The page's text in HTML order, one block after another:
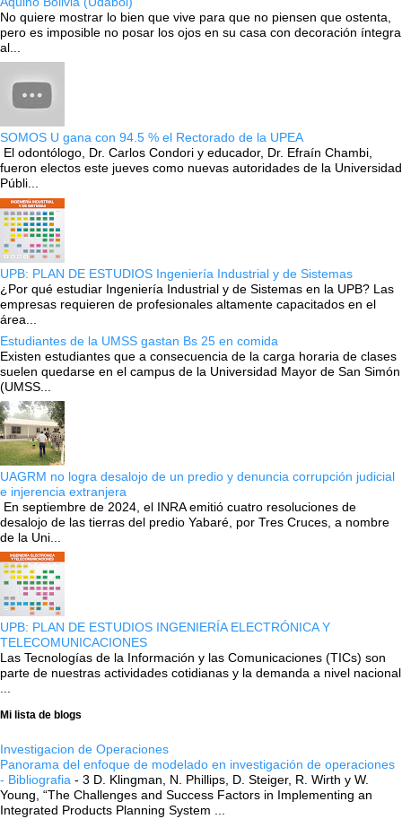
No quiere mostrar lo bien que vive para que no piensen que ostenta,
pero es imposible no posar los ojos en su casa con decoración íntegra
al...
SOMOS U gana con 94.5 % el Rectorado de la UPEA
El odontólogo, Dr. Carlos Condori y educador, Dr. Efraín Chambi,
fueron electos este jueves como nuevas autoridades de la Universidad
Públi...
UPB: PLAN DE ESTUDIOS Ingeniería Industrial y de Sistemas
¿Por qué estudiar Ingeniería Industrial y de Sistemas en la UPB? Las
empresas requieren de profesionales altamente capacitados en el
área...
Estudiantes de la UMSS gastan Bs 25 en comida
Existen estudiantes que a consecuencia de la carga horaria de clases
suelen quedarse en el campus de la Universidad Mayor de San Simón
(UMSS...
UAGRM no logra desalojo de un predio y denuncia corrupción judicial
e injerencia extranjera
En septiembre de 2024, el INRA emitió cuatro resoluciones de
desalojo de las tierras del predio Yabaré, por Tres Cruces, a nombre
de la Uni...
UPB: PLAN DE ESTUDIOS INGENIERÍA ELECTRÓNICA Y
TELECOMUNICACIONES
Las Tecnologías de la Información y las Comunicaciones (TICs) son
parte de nuestras actividades cotidianas y la demanda a nivel nacional
Mi lista de blogs
Investigacion de Operaciones
Panorama del enfoque de modelado en investigación de operaciones
- Bibliografia - 3 D. Klingman, N. Phillips, D. Steiger, R. Wirth y W.
Young, “The Challenges and Success Factors in Implementing an
Integrated Products Planning System ...